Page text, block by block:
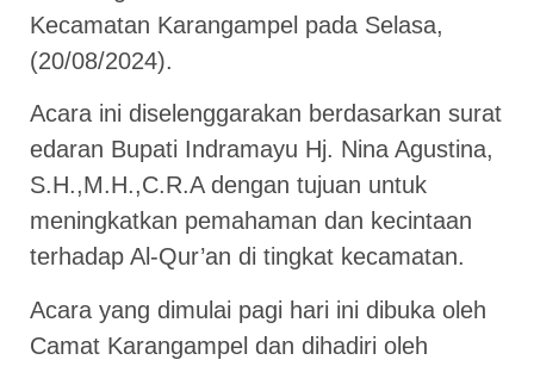
Kecamatan Karangampel pada Selasa,
(20/08/2024).
Acara ini diselenggarakan berdasarkan surat
edaran Bupati Indramayu Hj. Nina Agustina,
S.H.,M.H.,C.R.A dengan tujuan untuk
meningkatkan pemahaman dan kecintaan
terhadap Al-Qur’an di tingkat kecamatan.
Acara yang dimulai pagi hari ini dibuka oleh
Camat Karangampel dan dihadiri oleh